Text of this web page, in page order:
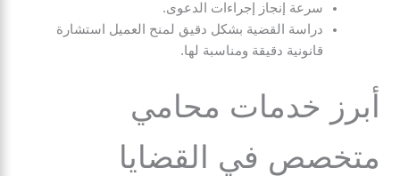
سرعة إنجاز إجراءات الدعوى.
دراسة القضية بشكل دقيق لمنح العميل استشارة
قانونية دقيقة ومناسبة لها.
أبرز خدمات محامي
متخصص في القضايا